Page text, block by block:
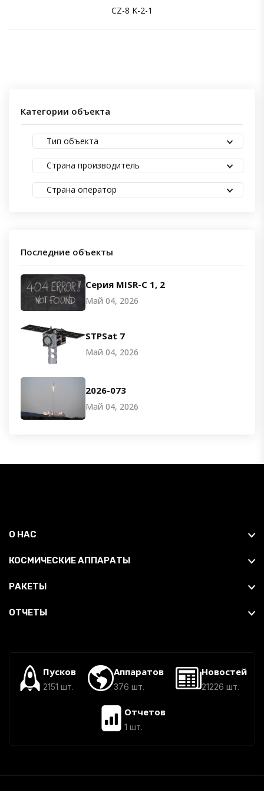
CZ-8 K-2-1
Категории объекта
Тип объекта
Страна производитель
Страна оператор
Последние объекты
Серия MISR-C 1, 2
Май 04, 2026
STPSat 7
Май 04, 2026
2026-073
Май 04, 2026
О НАС
КОСМИЧЕСКИЕ АППАРАТЫ
РАКЕТЫ
ОТЧЕТЫ
Пусков
2151 шт.
Аппаратов
376 шт.
Новостей
21226 шт.
Отчетов
1 шт.